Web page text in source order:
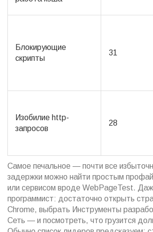
Блокирующие
скрипты
31
Изобилие http-
запросов
28
Самое печальное — почти все
задержки можно найти простым
или сервисом вроде WebPageTest.
программист: достаточно открыть
Chrome, выбрать Инструменты
Сеть — и посмотреть, что грузится